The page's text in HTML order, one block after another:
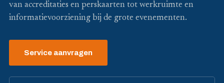
van accreditaties en perskaarten tot werkruimte en
informatievoorziening bij de grote evenementen.
Service aanvragen